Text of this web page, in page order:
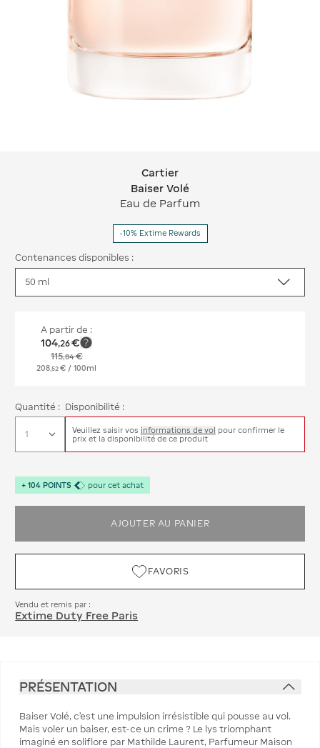
Cartier Baiser Volé
Cartier
Baiser Volé
Eau de Parfum
-10% Extime Rewards
Contenances disponibles :
A partir de :
104,26€
115,84€
208 52 € / 100ml
Quantité : Disponibilité :
Veuillez saisir vos informations de vol pour confirmer le
prix et la disponibilité de ce produit
+ 104 POINTS pour cet achat
AJOUTER AU PANIER
FAVORIS
Vendu et remis par :
Extime Duty Free Paris
PRÉSENTATION
Baiser Volé, c’est une impulsion irrésistible qui pousse au vol.
Mais voler un baiser, est-ce un crime ? Le lys triomphant
imaginé en soliflore par Mathilde Laurent, Parfumeur Maison